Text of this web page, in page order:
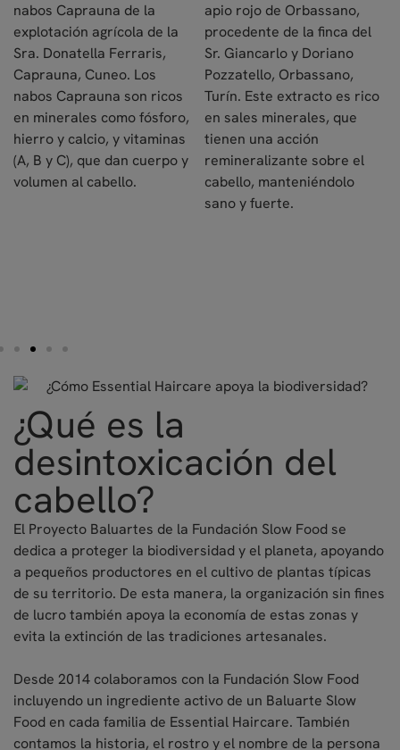
nabos Caprauna de la
explotación agrícola de la
Sra. Donatella Ferraris,
Caprauna, Cuneo. Los
nabos Caprauna son ricos
en minerales como fósforo,
hierro y calcio, y vitaminas
(A, B y C), que dan cuerpo y
volumen al cabello.
apio rojo de Orbassano,
procedente de la finca del
Sr. Giancarlo y Doriano
Pozzatello, Orbassano,
Turín. Este extracto es rico
en sales minerales, que
tienen una acción
remineralizante sobre el
cabello, manteniéndolo
sano y fuerte.
¿Qué es la
desintoxicación del
cabello?
El Proyecto Baluartes de la Fundación Slow Food se
dedica a proteger la biodiversidad y el planeta, apoyando
a pequeños productores en el cultivo de plantas típicas
de su territorio. De esta manera, la organización sin fines
de lucro también apoya la economía de estas zonas y
evita la extinción de las tradiciones artesanales.
Desde 2014 colaboramos con la Fundación Slow Food
incluyendo un ingrediente activo de un Baluarte Slow
Food en cada familia de Essential Haircare. También
contamos la historia, el rostro y el nombre de la persona